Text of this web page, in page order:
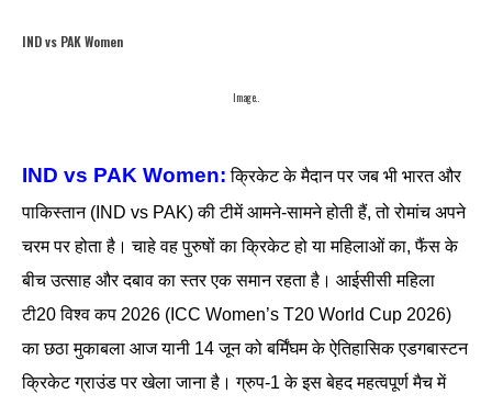
IND vs PAK Women
Image..
IND vs PAK Women: क्रिकेट के मैदान पर जब भी भारत और
पाकिस्तान (IND vs PAK) की टीमें आमने-सामने होती हैं, तो रोमांच अपने
चरम पर होता है। चाहे वह पुरुषों का क्रिकेट हो या महिलाओं का, फैंस के
बीच उत्साह और दबाव का स्तर एक समान रहता है। आईसीसी महिला
टी20 विश्व कप 2026 (ICC Women’s T20 World Cup 2026)
का छठा मुकाबला आज यानी 14 जून को बर्मिंघम के ऐतिहासिक एडगबास्टन
क्रिकेट ग्राउंड पर खेला जाना है। ग्रुप-1 के इस बेहद महत्वपूर्ण मैच में